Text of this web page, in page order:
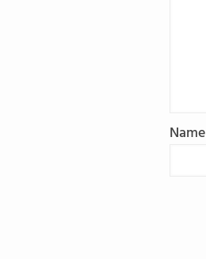
Name